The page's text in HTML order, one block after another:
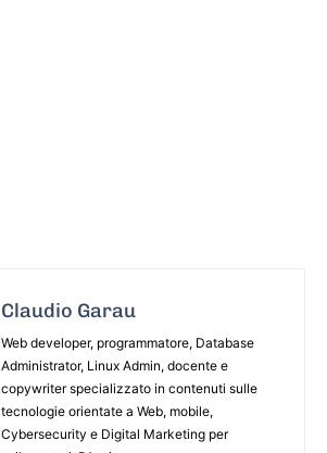
Claudio Garau
Web developer, programmatore, Database
Administrator, Linux Admin, docente e
copywriter specializzato in contenuti sulle
tecnologie orientate a Web, mobile,
Cybersecurity e Digital Marketing per